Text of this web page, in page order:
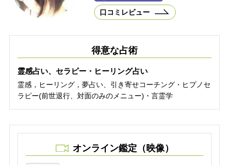
口コミレビュー
得意な占術
霊感占い、セラピー・ヒーリング占い
霊感，ヒーリング，夢占い、引き寄せコーチング・ヒプノセ
ラピー(前世退行、対面のみのメニュー)・言霊学
オンライン鑑定（映像）